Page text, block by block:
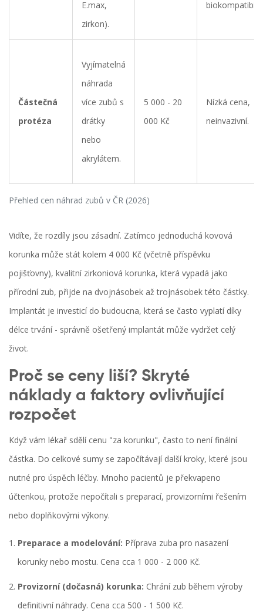
Přehled cen náhrad zubů v ČR (2026)
E.max,
zirkon).
Částečná
protéza
Vyjímatelná
náhrada
více zubů s
drátky
nebo
akrylátem.
5 000 - 20
000 Kč
Nízká cena,
neinvazivní.
Vidíte, že rozdíly jsou zásadní. Zatímco jednoduchá kovová
korunka může stát kolem 4 000 Kč (včetně příspěvku
pojišťovny), kvalitní zirkoniová korunka, která vypadá jako
přírodní zub, přijde na dvojnásobek až trojnásobek této částky.
Implantát je investicí do budoucna, která se často vyplatí díky
délce trvání - správně ošetřený implantát může vydržet celý
život.
Proč se ceny liší? Skryté
náklady a faktory ovlivňující
rozpočet
Když vám lékař sdělí cenu "za korunku", často to není finální
částka. Do celkové sumy se započítávají další kroky, které jsou
nutné pro úspěch léčby. Mnoho pacientů je překvapeno
účtenkou, protože nepočítali s preparací, provizorními řešením
nebo doplňkovými výkony.
Preparace a modelování: Příprava zuba pro nasazení
korunky nebo mostu. Cena cca 1 000 - 2 000 Kč.
Provizorní (dočasná) korunka: Chrání zub během výroby
definitivní náhrady. Cena cca 500 - 1 500 Kč.